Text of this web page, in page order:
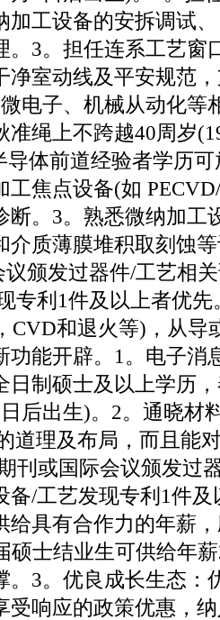
加工设备的安拆调试
。3。担任连系工艺窗
净室动线及平安规范
电子、机械从动化等
准绳上不跨越40周岁
体前道经验者学历
工焦点设备(如
断。3。熟悉微纳加工
介质薄膜堆积取刻蚀
颁发过器件/工艺相
专利1件及以上者优
CVD和退火等)，从导
功能开辟。1。电子消
日制硕士及以上学历
后出生)。2。通晓材
道理及布局，而且能
刊或国际会议颁发过
备/工艺发现专利1件
给具有合作力的年薪
硕士结业生可供给年
。3。优良成长生态：
受响应的政策优惠，